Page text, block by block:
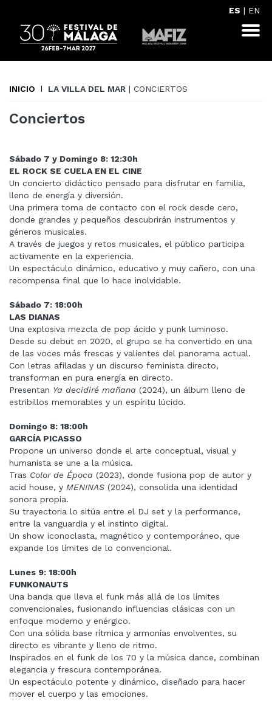
ES | EN
INICIO LA VILLA DEL MAR | CONCIERTOS
Conciertos
Sábado 7 y Domingo 8: 12:30h
EL ROCK SE CUELA EN EL CINE
Un concierto didáctico pensado para disfrutar en familia,
lleno de energía y diversión.
Una primera toma de contacto con el rock desde cero,
donde grandes y pequeños descubrirán instrumentos y
géneros musicales.
A través de juegos y retos musicales, el público participa
activamente en la experiencia.
Un espectáculo dinámico, educativo y muy cañero, con una
recompensa final que lo hace inolvidable.
Sábado 7: 18:00h
LAS DIANAS
Una explosiva mezcla de pop ácido y punk luminoso.
Desde su debut en 2020, el grupo se ha convertido en una
de las voces más frescas y valientes del panorama actual.
Con letras afiladas y un discurso feminista directo,
transforman en pura energía en directo.
Presentan Ya decidiré mañana (2024), un álbum lleno de
estribillos memorables y un espíritu lúcido.
Domingo 8: 18:00h
GARCÍA PICASSO
Propone un universo donde el arte conceptual, visual y
humanista se une a la música.
Tras Color de Época (2023), donde fusiona pop de autor y
acid house, y MENINAS (2024), consolida una identidad
sonora propia.
Su trayectoria lo sitúa entre el DJ set y la performance,
entre la vanguardia y el instinto digital.
Un show iconoclasta, magnético y contemporáneo, que
expande los límites de lo convencional.
Lunes 9: 18:00h
FUNKONAUTS
Una banda que lleva el funk más allá de los límites
convencionales, fusionando influencias clásicas con un
enfoque moderno y enérgico.
Con una sólida base rítmica y armonías envolventes, su
directo es vibrante y lleno de ritmo.
Inspirados en el funk de los 70 y la música dance, combinan
elegancia y frescura contemporánea.
Un espectáculo potente y dinámico, diseñado para hacer
mover el cuerpo y las emociones.